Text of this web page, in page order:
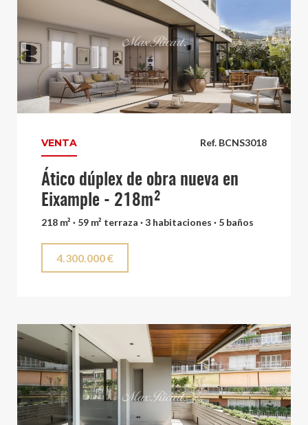
Ref. BCNS3018
VENTA
Ático dúplex de obra nueva en
Eixample - 218m²
218 m² · 59 m² terraza · 3 habitaciones · 5 baños
4.300.000 €